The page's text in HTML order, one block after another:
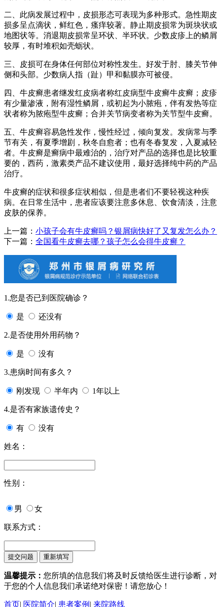
二、此病发展过程中，皮损形态可表现为多种形式。急性期皮
损多呈点滴状，鲜红色，瘙痒较著。静止期皮损常为斑块状或
地图状等。消退期皮损常呈环状、半环状。少数皮疹上的鳞屑
较厚，有时堆积如壳蛎状。
三、皮损可在身体任何部位对称性发生。好发于肘、膝关节伸
侧和头部。少数病人指（趾）甲和黏膜亦可被侵。
四、牛皮癣患者继发红皮病者称红皮病型牛皮癣牛皮癣；皮疹
有少量渗液，附有湿性鳞屑，或初起为小脓疱，伴有发热等症
状者称为脓疱型牛皮癣；合并关节病变者称为关节型牛皮癣。
五、牛皮癣容易急性发作，慢性经过，倾向复发。发病常与季
节有关，有夏季增剧，秋冬自愈者；也有冬春复发，入夏减轻
者。牛皮癣是癣病中最难治的，治疗对产品的选择也是比较重
要的，西药，激素类产品不建议使用，最好选择纯中药的产品
治疗。
牛皮癣的症状和很多症状相似，但是患者们不要轻视这种疾
病。在日常生活中，患者应该要注意多休息、饮食清淡，注意
皮肤的保养。
上一篇： 小孩子会有牛皮癣吗？银屑病快好了又复发怎么办？
下一篇： 全国看牛皮癣去哪？孩子怎么会得牛皮癣？
1.您是否已到医院确诊？
是 还没有
2.是否使用外用药物？
是 没有
3.患病时间有多久？
刚发现 半年内 1年以上
4.是否有家族遗传史？
有 没有
姓名：
性别：
男 女
联系方式：
温馨提示： 您所填的信息我们将及时反馈给医生进行诊断，对
于您的个人信息我们承诺绝对保密！请您放心！
首页| 医院简介| 患者案例 | 来院路线